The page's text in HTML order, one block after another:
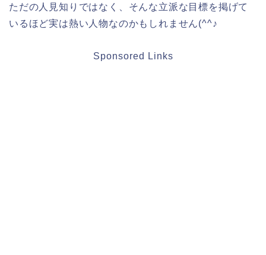
ただの人見知りではなく、そんな立派な目標を掲げて
いるほど実は熱い人物なのかもしれません(^^♪
Sponsored Links